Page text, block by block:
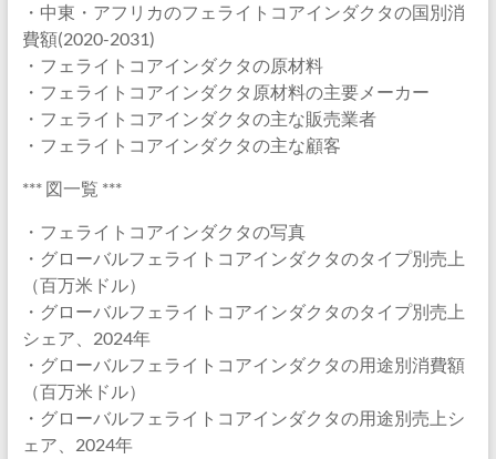
・中東・アフリカのフェライトコアインダクタの国別消
費額(2020-2031)
・フェライトコアインダクタの原材料
・フェライトコアインダクタ原材料の主要メーカー
・フェライトコアインダクタの主な販売業者
・フェライトコアインダクタの主な顧客
*** 図一覧 ***
・フェライトコアインダクタの写真
・グローバルフェライトコアインダクタのタイプ別売上
（百万米ドル）
・グローバルフェライトコアインダクタのタイプ別売上
シェア、2024年
・グローバルフェライトコアインダクタの用途別消費額
（百万米ドル）
・グローバルフェライトコアインダクタの用途別売上シ
ェア、2024年